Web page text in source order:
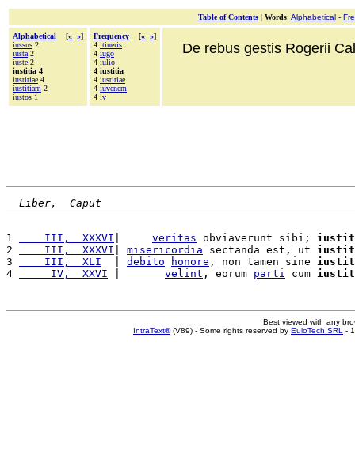
Table of Contents| Words: Alphabetical-
Alphabetical [« »]
iussus 2
iusta 2
iuste 2
iustitia 4
iustitiae 4
iustitiam 2
iustos 1
Frequency [« »]
4 itineris
4 iugo
4 iulio
4 iustitia
4 iustitiae
4 iuvenem
4 iv
De rebus gestis Rogerii
Liber,  Caput
1
    III,  XXXVI
veritas obviaverunt sibi;
2
    III,  XXXVI
misericordia sectanda est, ut
3
    III,  XLI
debito honore , non tamen sine
4
     IV,  XXVI
velint , eorum parti cum
Best viewed with any
IntraText®(V89) - Some rights reserved by EuloTech SRL -